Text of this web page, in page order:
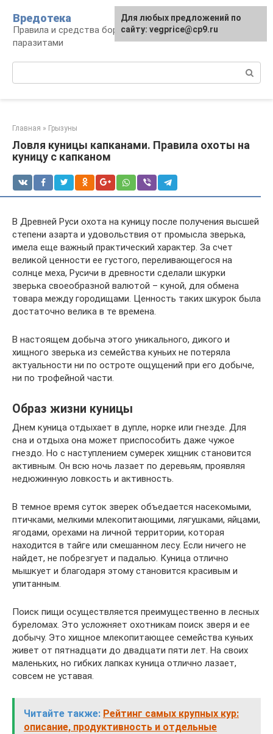
контенту
Вредотека
Правила и средства борьбы с вредителями и
паразитами
Главная » Грызуны
Ловля куницы капканами. Правила охоты на
куницу с капканом
В Древней Руси охота на куницу после получения высшей
степени азарта и удовольствия от промысла зверька,
имела еще важный практический характер. За счет
великой ценности ее густого, переливающегося на
солнце меха, Русичи в древности сделали шкурки
зверька своеобразной валютой – куной, для обмена
товара между городищами. Ценность таких шкурок была
достаточно велика в те времена.
В настоящем добыча этого уникального, дикого и
хищного зверька из семейства куньих не потеряла
актуальности ни по остроте ощущений при его добыче,
ни по трофейной части.
Образ жизни куницы
Днем куница отдыхает в дупле, норке или гнезде. Для
сна и отдыха она может приспособить даже чужое
гнездо. Но с наступлением сумерек хищник становится
активным. Он всю ночь лазает по деревьям, проявляя
недюжинную ловкость и активность.
В темное время суток зверек объедается насекомыми,
птичками, мелкими млекопитающими, лягушками, яйцами,
ягодами, орехами на личной территории, которая
находится в тайге или смешанном лесу. Если ничего не
найдет, не побрезгует и падалью. Куница отлично
мышкует и благодаря этому становится красивым и
упитанным.
Поиск пищи осуществляется преимущественно в лесных
буреломах. Это усложняет охотникам поиск зверя и ее
добычу. Это хищное млекопитающее семейства куньих
живет от пятнадцати до двадцати пяти лет. На своих
маленьких, но гибких лапках куница отлично лазает,
совсем не уставая.
Читайте также: Рейтинг самых крупных кур:
описание, продуктивность и отдельные
Для любых предложений по
сайту: vegprice@cp9.ru